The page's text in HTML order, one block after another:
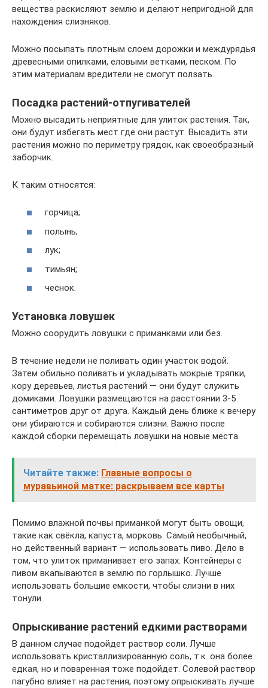
вещества раскисляют землю и делают непригодной для
нахождения слизняков.
Можно посыпать плотным слоем дорожки и междурядья
древесными опилками, еловыми ветками, песком. По
этим материалам вредители не смогут ползать.
Посадка растений-отпугивателей
Можно высадить неприятные для улиток растения. Так,
они будут избегать мест где они растут. Высадить эти
растения можно по периметру грядок, как своеобразный
заборчик.
К таким относятся:
горчица;
полынь;
лук;
тимьян;
чеснок.
Установка ловушек
Можно соорудить ловушки с приманками или без.
В течение недели не поливать один участок водой.
Затем обильно поливать и укладывать мокрые тряпки,
кору деревьев, листья растений — они будут служить
домиками. Ловушки размещаются на расстоянии 3-5
сантиметров друг от друга. Каждый день ближе к вечеру
они убираются и собираются слизни. Важно после
каждой сборки перемещать ловушки на новые места.
Читайте также: Главные вопросы о
муравьиной матке: раскрываем все карты
Помимо влажной почвы приманкой могут быть овощи,
такие как свёкла, капуста, морковь. Самый необычный,
но действенный вариант — использовать пиво. Дело в
том, что улиток приманивает его запах. Контейнеры с
пивом вкапываются в землю по горлышко. Лучше
использовать большие емкости, чтобы слизни в них
тонули.
Опрыскивание растений едкими растворами
В данном случае подойдет раствор соли. Лучше
использовать кристаллизированную соль, т.к. она более
едкая, но и поваренная тоже подойдет. Солевой раствор
пагубно влияет на растения, поэтому опрыскивать лучше